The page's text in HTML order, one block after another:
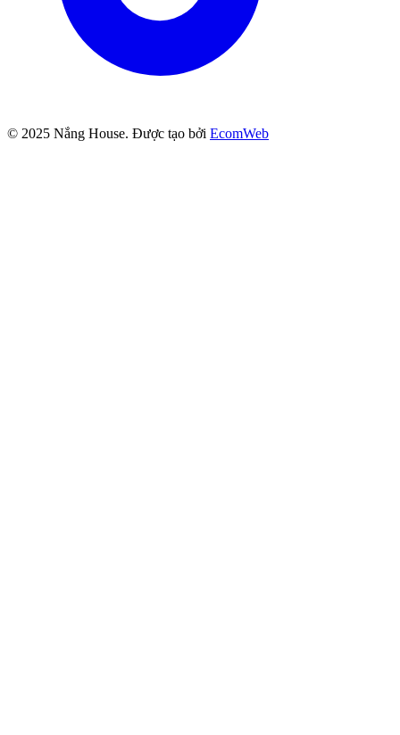
© 2025 Nắng House. Được tạo bởi EcomWeb